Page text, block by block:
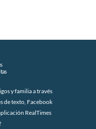
y familia a través
de texto, Facebook
RealTimes